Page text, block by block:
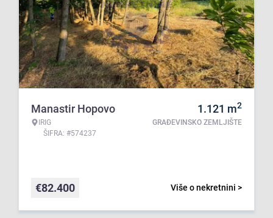
Manastir Hopovo
IRIG
ŠIFRA: #574237
1.121 m2
GRAĐEVINSKO ZEMLJIŠTE
Više o nekretnini >
€82.400